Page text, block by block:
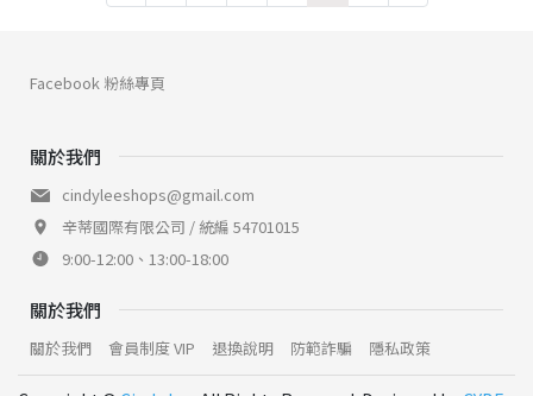
關於我們
cindyleeshops@gmail.com
辛蒂國際有限公司 / 統編 54701015
9:00-12:00、13:00-18:00
關於我們
關於我們 會員制度 VIP 退換說明 防範詐騙 隱私政策
Facebook 粉絲專頁